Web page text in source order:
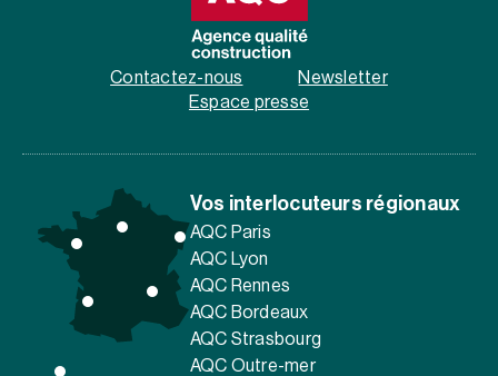
Contactez-nous
Newsletter
Espace presse
Vos interlocuteurs régionaux
AQC Paris
AQC Lyon
AQC Rennes
AQC Bordeaux
AQC Strasbourg
AQC Outre-mer